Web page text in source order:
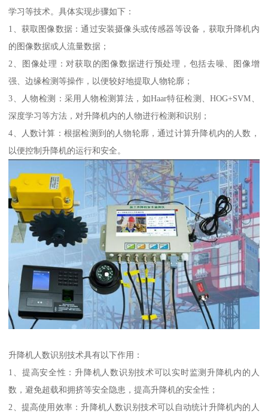
学习等技术。具体实现步骤如下：
1、获取图像数据：通过安装摄像头或传感器等设备，获取升降机内
的图像数据或人流量数据；
2、图像处理：对获取的图像数据进行预处理，包括去噪、图像增
强、边缘检测等操作，以便较好地提取人物轮廓；
3、人物检测：采用人物检测算法，如Haar特征检测、HOG+SVM、
深度学习等方法，对升降机内的人物进行检测和识别；
4、人数计算：根据检测到的人物轮廓，通过计算升降机内的人数，
以便控制升降机的运行和安全。
升降机人数识别技术具有以下作用：
1、提高安全性：升降机人数识别技术可以实时监测升降机内的人
数，避免超载和拥挤等安全隐患，提高升降机的安全性；
2、提高使用效率：升降机人数识别技术可以自动统计升降机内的人